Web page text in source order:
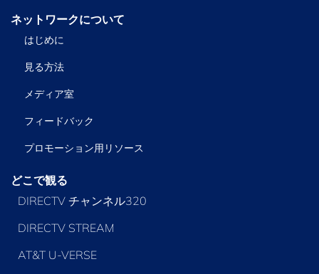
ネットワークについて
はじめに
見る方法
メディア室
フィードバック
プロモーション用リソース
どこで観る
DIRECTV チャンネル320
DIRECTV STREAM
AT&T U-VERSE